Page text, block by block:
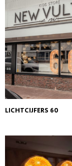
LICHTCIJFERS 60